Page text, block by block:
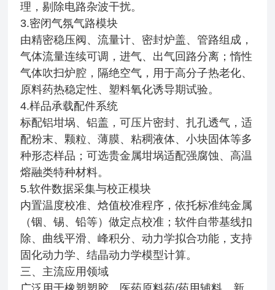
理，剔除电路杂波干扰。
3.密闭气氛气路模块
由精密稳压阀、流量计、密封炉盖、管路组成，
气体流量连续可调，进气、出气回路分离；惰性
气体吹扫炉腔，隔绝空气，用于高分子热老化、
原料药热稳定性、塑料氧化诱导期试验。
4.样品承载配件系统
标配铝坩埚、铝盖，可压片密封、扎孔透气，适
配粉末、颗粒、薄膜、粘稠液体、小块固体等多
种形态样品；可选贵金属坩埚适配强腐蚀、高温
熔融类特种材料。
5.软件数据采集与校正模块
内置温度校准、焓值校准程序，依托标准纯金属
（铟、锡、铅等）做定点校准；软件自带基线扣
除、曲线平滑、峰积分、动力学拟合功能，支持
固化动力学、结晶动力学模型计算。
三、主流应用领域